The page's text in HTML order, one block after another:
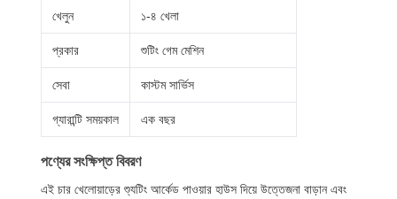
খেলুন ১-৪ খেলা
প্রকার শুটিং গেম মেশিন
সেবা কাস্টম সার্ভিস
গ্যারান্টি সময়কাল এক বছর
পণ্যের সংক্ষিপ্ত বিবরণ
এই চার খেলোয়াড়ের শ্যুটিং আর্কেড পাওয়ার হাউস দিয়ে উত্তেজনা বাড়ান এবং